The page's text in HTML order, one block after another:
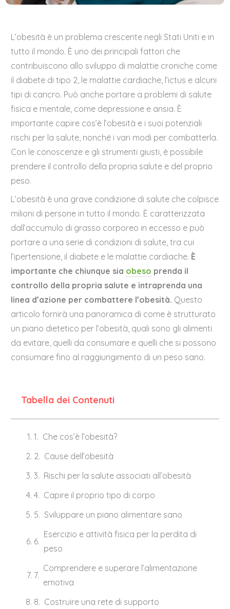
L’obesità è un problema crescente negli Stati Uniti e in
tutto il mondo. È uno dei principali fattori che
contribuiscono allo sviluppo di malattie croniche come
il diabete di tipo 2, le malattie cardiache, l’ictus e alcuni
tipi di cancro. Può anche portare a problemi di salute
fisica e mentale, come depressione e ansia. È
importante capire cos’è l’obesità e i suoi potenziali
rischi per la salute, nonché i vari modi per combatterla.
Con le conoscenze e gli strumenti giusti, è possibile
prendere il controllo della propria salute e del proprio
peso.
L’obesità è una grave condizione di salute che colpisce
milioni di persone in tutto il mondo. È caratterizzata
dall’accumulo di grasso corporeo in eccesso e può
portare a una serie di condizioni di salute, tra cui
l’ipertensione, il diabete e le malattie cardiache. È
importante che chiunque sia obeso prenda il
controllo della propria salute e intraprenda una
linea d’azione per combattere l’obesità. Questo
articolo fornirà una panoramica di come è strutturato
un piano dietetico per l’obesità, quali sono gli alimenti
da evitare, quelli da consumare e quelli che si possono
consumare fino al raggiungimento di un peso sano.
Tabella dei Contenuti
Che cos’è l’obesità?
Cause dell’obesità
Rischi per la salute associati all’obesità
Capire il proprio tipo di corpo
Sviluppare un piano alimentare sano
Esercizio e attività fisica per la perdita di
peso
Comprendere e superare l’alimentazione
emotiva
Costruire una rete di supporto